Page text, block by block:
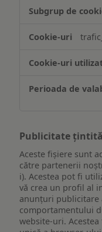
Publicitate
Aceste fișiere sunt
către partenerii
i). Acestea pot fi
vă crea un profil al
anunțuri publicitare
comportamentului
website-uri.